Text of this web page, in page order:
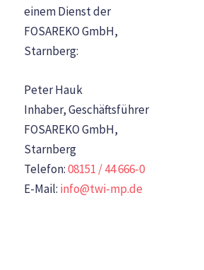
einem Dienst der
FOSAREKO GmbH,
Starnberg:
Peter Hauk
Inhaber, Geschäftsführer
FOSAREKO GmbH,
Starnberg
Telefon:08151 / 44 666-0
E-Mail: info@twi-mp.de